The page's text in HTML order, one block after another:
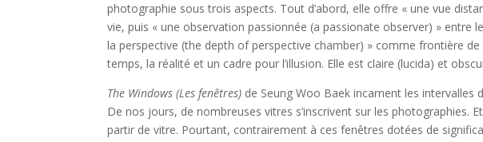
photographie sous trois aspects. Tout d’abord, elle offre « une vue
vie, puis « une observation passionnée (a passionate observer) » entre
la perspective (the depth of perspective chamber) » comme frontière
temps, la réalité et un cadre pour l’illusion. Elle est claire (lucida) et
The Windows (Les fenêtres) de Seung Woo Baek incarnent les
De nos jours, de nombreuses vitres s’inscrivent sur les photographies.
partir de vitre. Pourtant, contrairement à ces fenêtres dotées de